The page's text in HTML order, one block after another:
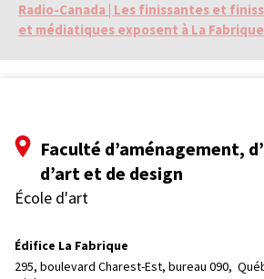
Radio-Canada | Les finissantes et
et médiatiques exposent à La Fabrique
Faculté d’aménagement,
d’art et de design
École d'art
Édifice La Fabrique
295, boulevard Charest-Est, bureau 090,